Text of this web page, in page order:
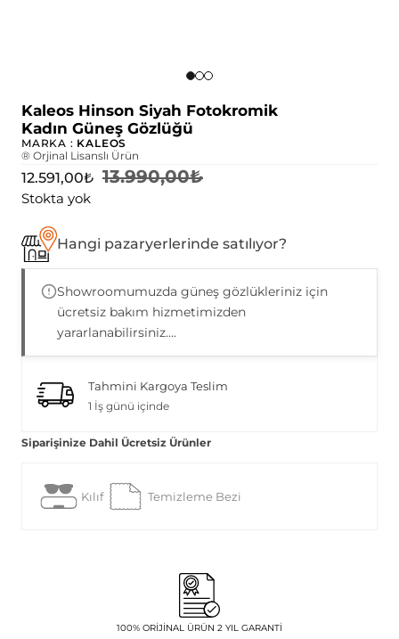
Kaleos Hinson Siyah Fotokromik
Kadın Güneş Gözlüğü
MARKA : KALEOS
® Orjinal Lisanslı Ürün
13.990,00₺
12.591,00₺
Stokta yok
Hangi pazaryerlerinde satılıyor?
Showroomumuzda güneş gözlükleriniz için
ücretsiz bakım hizmetimizden
yararlanabilirsiniz....
Tahmini Kargoya Teslim
1 İş günü içinde
Siparişinize Dahil Ücretsiz Ürünler
Kılıf Temizleme Bezi
100% ORIJINAL ÜRÜN 2 YIL GARANTI